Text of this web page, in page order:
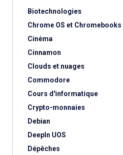
Biotechnologies
Chrome OS et Chromebooks
Cinéma
Cinnamon
Clouds et nuages
Commodore
Cours d'informatique
Crypto-monnaies
Debian
DeepIn UOS
Dépêches